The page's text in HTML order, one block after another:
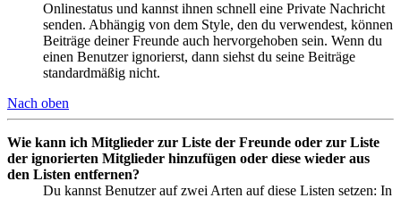
Onlinestatus und kannst ihnen schnell eine Private Nachricht
senden. Abhängig von dem Style, den du verwendest, können
Beiträge deiner Freunde auch hervorgehoben sein. Wenn du
einen Benutzer ignorierst, dann siehst du seine Beiträge
standardmäßig nicht.
Nach oben
Wie kann ich Mitglieder zur Liste der Freunde oder zur Liste
der ignorierten Mitglieder hinzufügen oder diese wieder aus
den Listen entfernen?
Du kannst Benutzer auf zwei Arten auf diese Listen setzen: In